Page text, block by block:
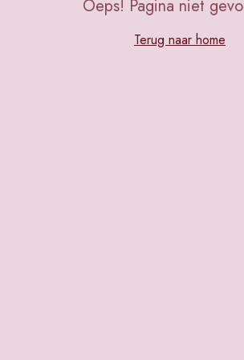
Oeps! Pagina niet
Terug naar home